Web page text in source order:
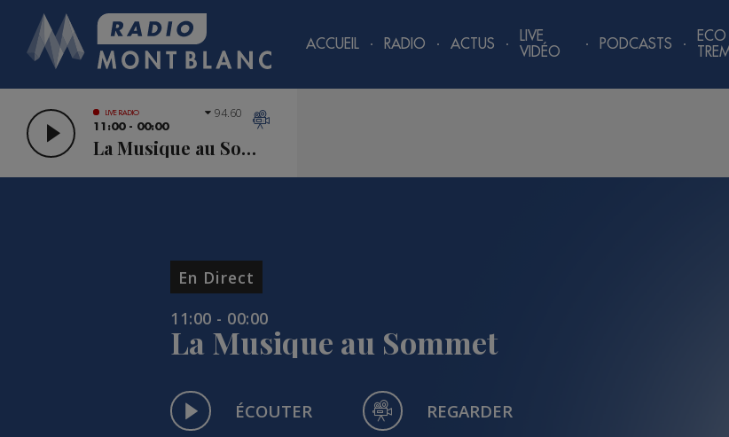
ACCUEIL RADIO ACTUS
LIVE
VIDÉO
PODCASTS
ECO
LIVE RADIO
11:00 - 00:00
La Musique au Sommet
94.60
En Direct
11:00 - 00:00
La Musique au Sommet
ÉCOUTER REGARDER